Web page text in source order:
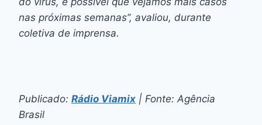
nas próximas semanas”, avaliou, durante
coletiva de imprensa.
Publicado: Rádio Viamix | Fonte: Agência
Brasil